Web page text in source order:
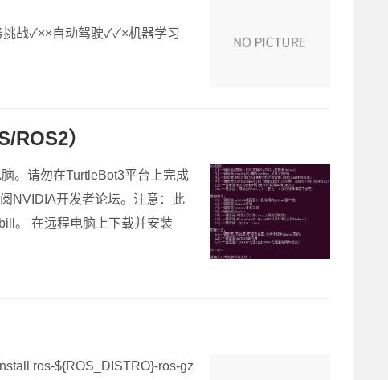
战✓××自动驾驶✓✓×机器学习
ROS2）
。请勿在TurtleBot3平台上完成
NVIDIA开发者论坛。注意：此
。 在远程电脑上下载并安装
ros-${ROS_DISTRO}-ros-gz